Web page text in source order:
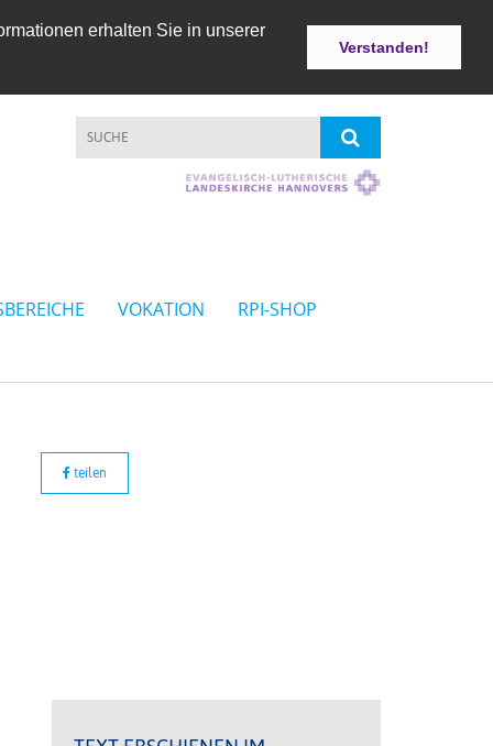
erhalten Sie in unserer
Verstanden!
VOKATION
RPI-SHOP
teilen